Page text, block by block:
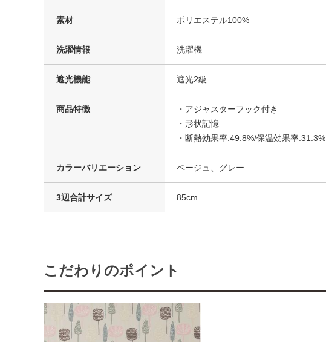
素材 ポリエステル100%
洗濯情報 洗濯機
遮光機能 遮光2級
商品特徴
・アジャスターフック付き
・形状記憶
・断熱効果率:49.8%/保温効果率:31.3%
カラーバリエーション ベージュ、グレー
3辺合計サイズ 85cm
こだわりのポイント